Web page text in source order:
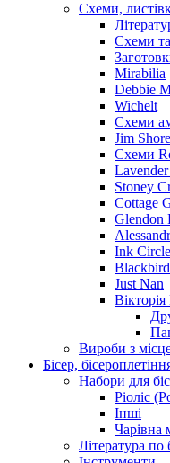
Схеми,
Схеми
Mirabilia
Debbie
Wichelt
Схеми
Jim Shore
Cхеми
Stoney
Cottage
Glendon
Ink
Just Nan
Вироби з
Бісер,
Набори для
Ріоліс
Інші
Чарівна
Література по